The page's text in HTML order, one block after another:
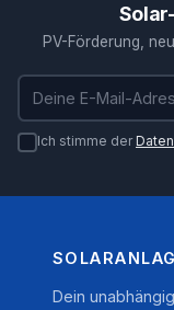
PV-Förderung,
E-Mail-Adresse
Ich stimme der
Dein